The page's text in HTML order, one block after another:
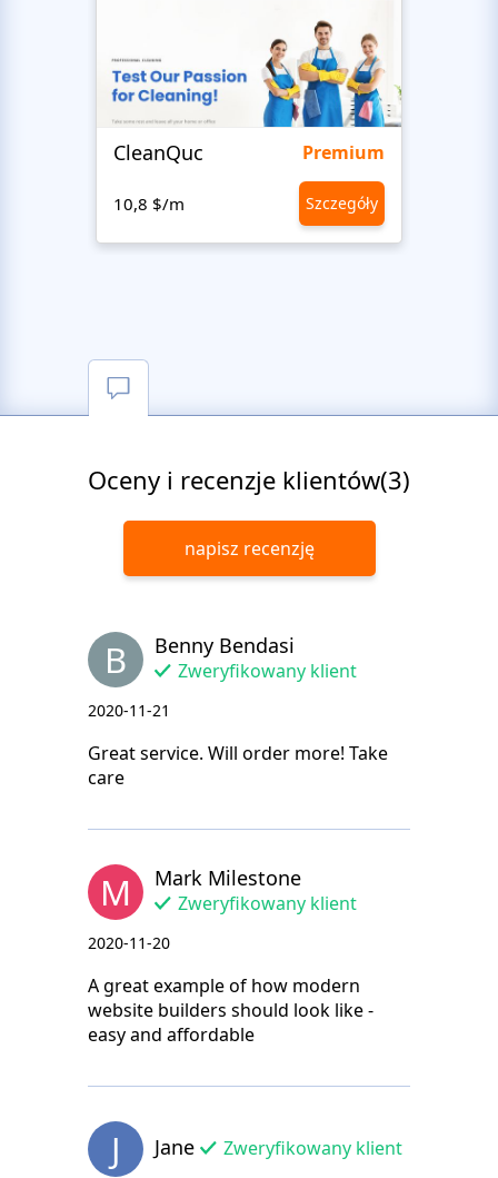
CleanQuc Premium
10,8 $/m Szczegóły
Oceny i recenzje klientów(3)
napisz recenzję
B Benny Bendasi
Zweryfikowany klient
2020-11-21
Great service. Will order more! Take
care
M Mark Milestone
Zweryfikowany klient
2020-11-20
A great example of how modern
website builders should look like -
easy and affordable
J Jane Zweryfikowany klient